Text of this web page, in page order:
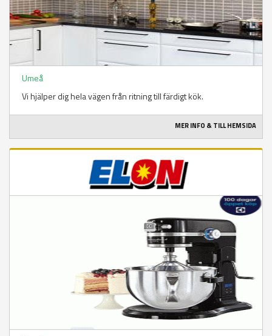
Umeå
Vi hjälper dig hela vägen från ritning till färdigt kök.
MER INFO & TILL HEMSIDA